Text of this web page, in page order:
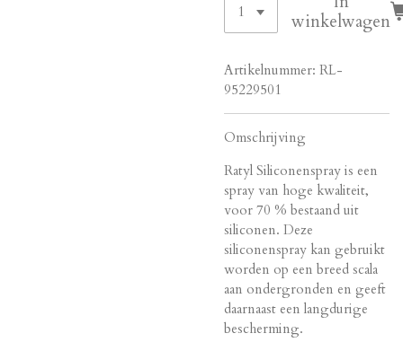
winkelwagen
Artikelnummer: RL-
95229501
Omschrijving
Ratyl Siliconenspray is een
spray van hoge kwaliteit,
voor 70 % bestaand uit
siliconen. Deze
siliconenspray kan gebruikt
worden op een breed scala
aan ondergronden en geeft
daarnaast een langdurige
bescherming.